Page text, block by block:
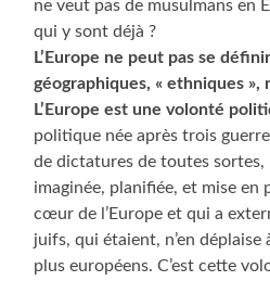
ne veut pas de musulmans en
qui y sont déjà ?
L’Europe ne peut pas se
géographiques, « ethniques
L’Europe est une volonté
politique née après trois
de dictatures de toutes sortes,
imaginée, planifiée, et mise en
cœur de l’Europe et qui a
juifs, qui étaient, n’en
plus européens. C’est cette